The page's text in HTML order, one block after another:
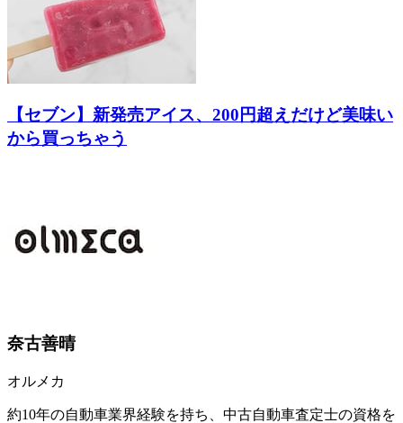
【セブン】新発売アイス、200円超えだけど美味い
から買っちゃう
奈古善晴
オルメカ
約10年の自動車業界経験を持ち、中古自動車査定士の資格を